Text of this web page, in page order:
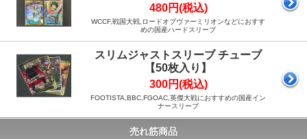
480円(税込)
WCCF,戦国大戦,ロードオブヴァーミリオンなどにおすす
めの国産ハードスリーブ
スリムジャストスリーブ チューブ
【50枚入り】
300円(税込)
FOOTISTA,BBC,FGOAC,英傑大戦におすすめの国産イン
ナースリーブ
売れ筋商品